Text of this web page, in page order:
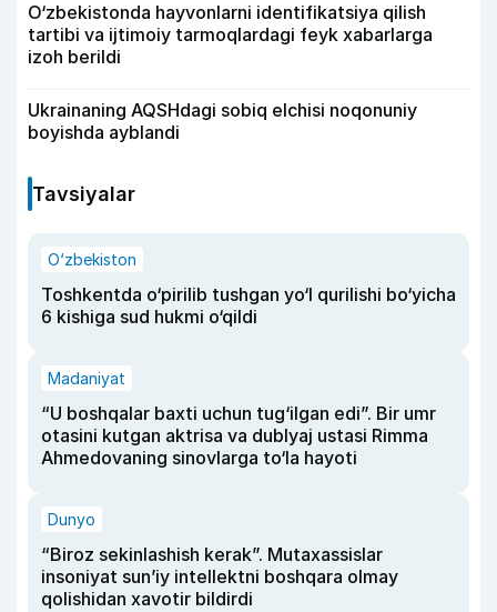
O‘zbekistonda hayvonlarni identifikatsiya qilish
tartibi va ijtimoiy tarmoqlardagi feyk xabarlarga
izoh berildi
Ukrainaning AQSHdagi sobiq elchisi noqonuniy
boyishda ayblandi
Tavsiyalar
O‘zbekiston
Toshkentda o‘pirilib tushgan yo‘l qurilishi bo‘yicha
6 kishiga sud hukmi o‘qildi
Madaniyat
“U boshqalar baxti uchun tug‘ilgan edi”. Bir umr
otasini kutgan aktrisa va dublyaj ustasi Rimma
Ahmedovaning sinovlarga to‘la hayoti
Dunyo
“Biroz sekinlashish kerak”. Mutaxassislar
insoniyat sun’iy intellektni boshqara olmay
qolishidan xavotir bildirdi